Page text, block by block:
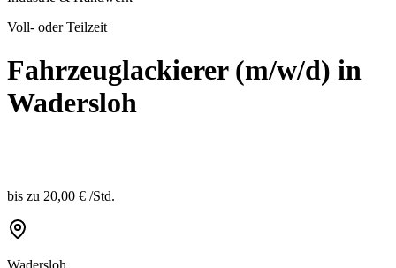
Voll- oder Teilzeit
Fahrzeuglackierer (m/w/d) in
Wadersloh
bis zu 20,00 € /Std.
Wadersloh